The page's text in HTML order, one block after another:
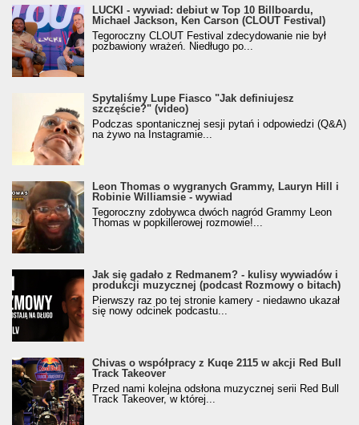
LUCKI - wywiad: debiut w Top 10 Billboardu,
Michael Jackson, Ken Carson (CLOUT Festival)
Tegoroczny CLOUT Festival zdecydowanie nie był
pozbawiony wrażeń. Niedługo po...
Spytaliśmy Lupe Fiasco "Jak definiujesz
szczęście?" (video)
Podczas spontanicznej sesji pytań i odpowiedzi (Q&A)
na żywo na Instagramie...
Leon Thomas o wygranych Grammy, Lauryn Hill i
Robinie Williamsie - wywiad
Tegoroczny zdobywca dwóch nagród Grammy Leon
Thomas w popkillerowej rozmowie!...
Jak się gadało z Redmanem? - kulisy wywiadów i
produkcji muzycznej (podcast Rozmowy o bitach)
Pierwszy raz po tej stronie kamery - niedawno ukazał
się nowy odcinek podcastu...
Chivas o współpracy z Kuqe 2115 w akcji Red Bull
Track Takeover
Przed nami kolejna odsłona muzycznej serii Red Bull
Track Takeover, w której...